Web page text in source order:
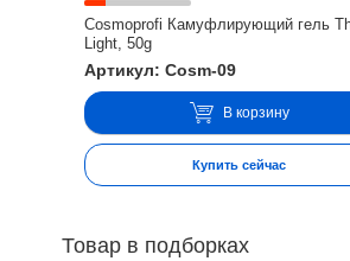
Cosmoprofi Камуфлирующий гель
Light, 50g
Артикул: Cosm-09
В корзину
Купить сейчас
Товар в подборках